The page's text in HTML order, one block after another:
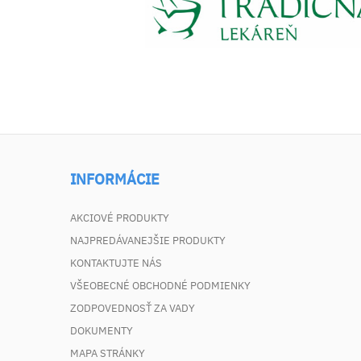
INFORMÁCIE
AKCIOVÉ PRODUKTY
NAJPREDÁVANEJŠIE PRODUKTY
KONTAKTUJTE NÁS
VŠEOBECNÉ OBCHODNÉ PODMIENKY
ZODPOVEDNOSŤ ZA VADY
DOKUMENTY
MAPA STRÁNKY